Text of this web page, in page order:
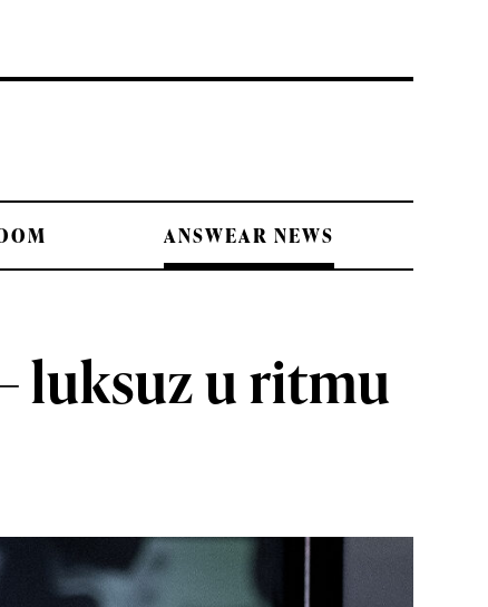
ANSWEAR NEWS
luksuz u ritmu